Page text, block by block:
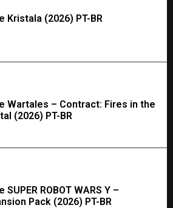
Kristala (2026) PT-BR
Wartales – Contract: Fires in the
(2026) PT-BR
SUPER ROBOT WARS Y –
Pack (2026) PT-BR